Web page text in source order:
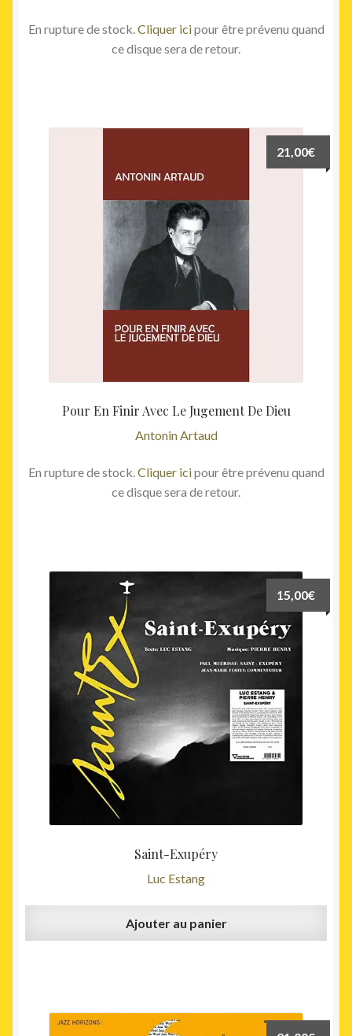
En rupture de stock.Cliquer icipour être prévenu quand
ce disque sera de retour.
Pour En Finir Avec Le Jugement De Dieu
Antonin Artaud
21,00€
En rupture de stock.Cliquer icipour être prévenu quand
ce disque sera de retour.
Saint-Exupéry
Luc Estang
15,00€
Ajouter au panier